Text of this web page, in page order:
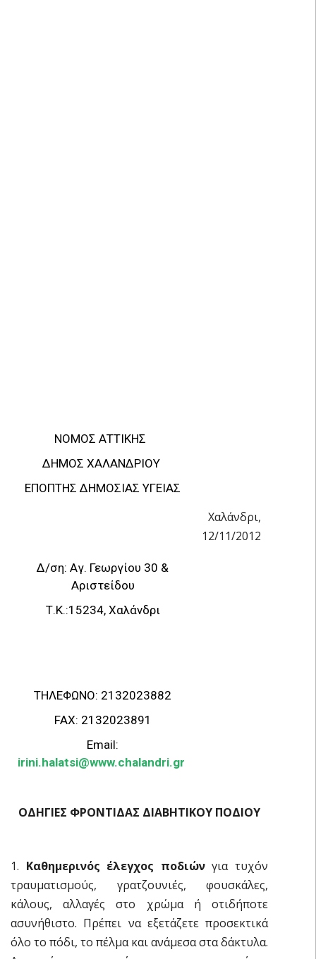
ΝΟΜΟΣ ΑΤΤΙΚΗΣ
ΔΗΜΟΣ ΧΑΛΑΝΔΡΙΟΥ
ΕΠΟΠΤΗΣ ΔΗΜΟΣΙΑΣ ΥΓΕΙΑΣ
Χαλάνδρι,
12/11/2012
Δ/ση: Αγ. Γεωργίου 30 &
Αριστείδου
Τ.Κ.:15234, Χαλάνδρι
ΤΗΛΕΦΩΝΟ: 2132023882
FAX: 2132023891
Email:
irini.halatsi@www.chalandri.gr
ΟΔΗΓΙΕΣ ΦΡΟΝΤΙΔΑΣ ΔΙΑΒΗΤΙΚΟΥ ΠΟΔΙΟΥ
1. Καθημερινός έλεγχος ποδιώνγια τυχόν
τραυματισμούς, γρατζουνιές, φουσκάλες,
κάλους, αλλαγές στο χρώμα ή οτιδήποτε
ασυνήθιστο. Πρέπει να εξετάζετε προσεκτικά
όλο το πόδι, το πέλμα και ανάμεσα στα δάκτυλα.